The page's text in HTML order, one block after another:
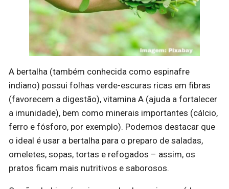
A bertalha (também conhecida como espinafre
indiano) possui folhas verde-escuras ricas em fibras
(favorecem a digestão), vitamina A (ajuda a fortalecer
a imunidade), bem como minerais importantes (cálcio,
ferro e fósforo, por exemplo). Podemos destacar que
o ideal é usar a bertalha para o preparo de saladas,
omeletes, sopas, tortas e refogados – assim, os
pratos ficam mais nutritivos e saborosos.